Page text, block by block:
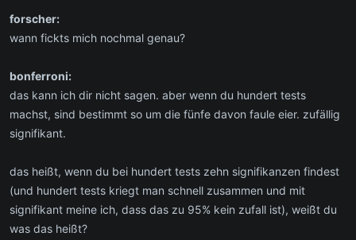
forscher:
wann fickts mich nochmal genau?
bonferroni:
das kann ich dir nicht sagen. aber wenn du hundert tests
machst, sind bestimmt so um die fünfe davon faule eier. zufällig
signifikant.
das heißt, wenn du bei hundert tests zehn signifikanzen findest
(und hundert tests kriegt man schnell zusammen und mit
signifikant meine ich, dass das zu 95% kein zufall ist), weißt du
was das heißt?